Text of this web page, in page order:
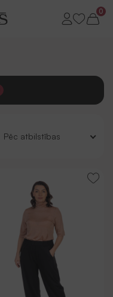
0
Pēc atbilstības